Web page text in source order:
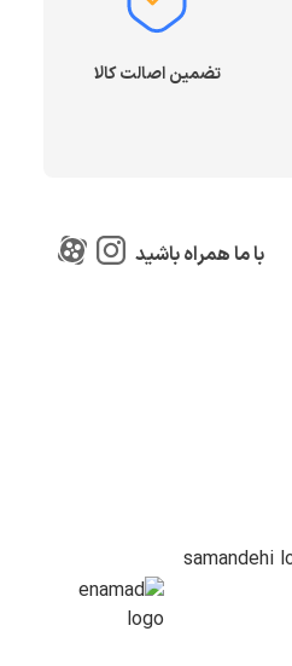
تضمین اصالت کالا
با ما همراه باشید